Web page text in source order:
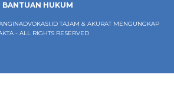
BANTUAN HUKUM
TAJAM & AKURAT MENGUNGKAP
- ALL RIGHTS RESERVED